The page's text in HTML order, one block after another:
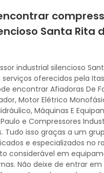
Santa Rita
industrial silencioso
serviços oferecidos pela
encontrar Afiadoras De
Motor Elétrico
Máquinas E
e Compressores
Tudo isso graças a um
e especializados no
considerável em
Não deixe de entrar